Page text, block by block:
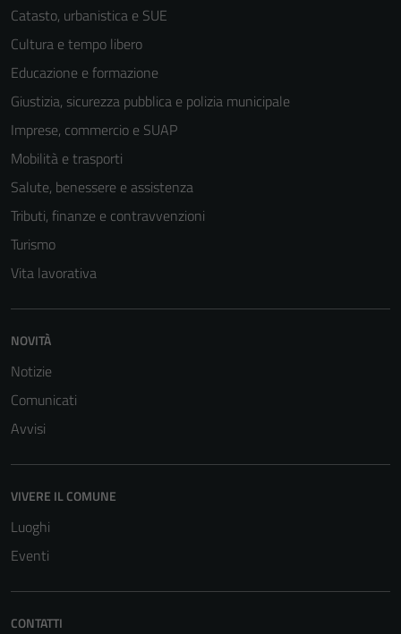
Catasto, urbanistica e SUE
Cultura e tempo libero
Educazione e formazione
Giustizia, sicurezza pubblica e polizia municipale
Imprese, commercio e SUAP
Mobilità e trasporti
Salute, benessere e assistenza
Tributi, finanze e contravvenzioni
Turismo
Vita lavorativa
NOVITÀ
Notizie
Comunicati
Avvisi
VIVERE IL COMUNE
Luoghi
Eventi
CONTATTI